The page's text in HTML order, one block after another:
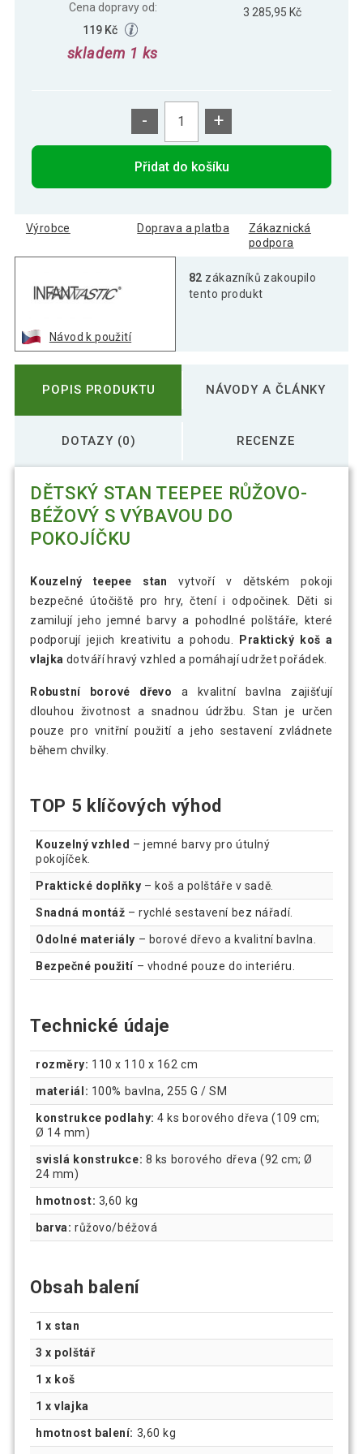
Cena dopravy od:
119 Kč
skladem 1 ks
3 285,95 Kč
- +
Přidat do košíku
Výrobce Doprava a platba
Zákaznická
podpora
Návod k použití
82 zákazníků zakoupilo
tento produkt
POPIS PRODUKTU NÁVODY A ČLÁNKY
DOTAZY (0) RECENZE
DĚTSKÝ STAN TEEPEE RŮŽOVO-
BÉŽOVÝ S VÝBAVOU DO
POKOJÍČKU
Kouzelný teepee stan
vytvoří v dětském pokoji
bezpečné útočiště pro hry, čtení i odpočinek. Děti si
zamilují jeho jemné barvy a pohodlné polštáře, které
podporují jejich kreativitu a pohodu.
Praktický koš a
vlajka dotváří hravý vzhled a pomáhají udržet pořádek.
Robustní borové dřevo a kvalitní bavlna zajišťují
dlouhou životnost a snadnou údržbu. Stan je určen
pouze pro vnitřní použití a jeho sestavení zvládnete
během chvilky.
TOP 5 klíčových výhod
Kouzelný vzhled – jemné barvy pro útulný
pokojíček.
Praktické doplňky – koš a polštáře v sadě.
Snadná montáž – rychlé sestavení bez nářadí.
Odolné materiály – borové dřevo a kvalitní bavlna.
Bezpečné použití – vhodné pouze do interiéru.
Technické údaje
rozměry: 110 x 110 x 162 cm
materiál: 100% bavlna, 255 G / SM
konstrukce podlahy: 4 ks borového dřeva (109 cm;
Ø 14 mm)
svislá konstrukce: 8 ks borového dřeva (92 cm; Ø
24 mm)
hmotnost: 3,60 kg
barva: růžovo/béžová
Obsah balení
1 x stan
3 x polštář
1 x koš
1 x vlajka
hmotnost balení: 3,60 kg